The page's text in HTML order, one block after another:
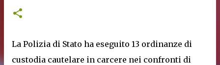
La Polizia di Stato ha eseguito 13 ordinanze di
custodia cautelare in carcere nei confronti di